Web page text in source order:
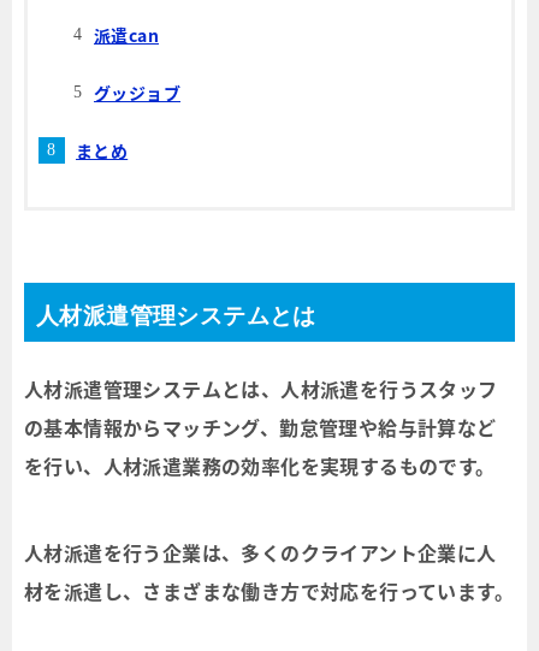
派遣can
グッジョブ
まとめ
人材派遣管理システムとは
人材派遣管理システムとは、人材派遣を行うスタッフ
の基本情報からマッチング、勤怠管理や給与計算など
を行い、人材派遣業務の効率化を実現するものです。
人材派遣を行う企業は、多くのクライアント企業に人
材を派遣し、さまざまな働き方で対応を行っています。